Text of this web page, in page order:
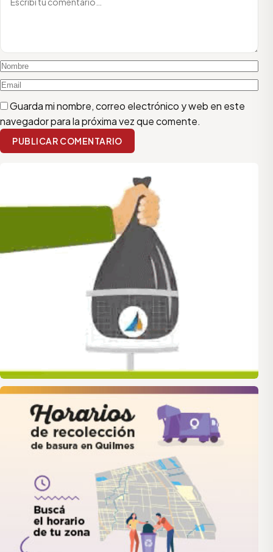
Guarda mi nombre, correo electrónico y web en este
navegador para la próxima vez que comente.
PUBLICAR COMENTARIO
quilmes